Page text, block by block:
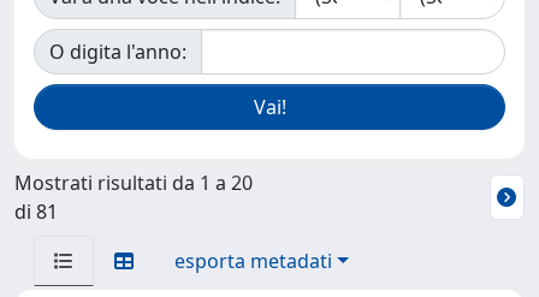
O digita l'anno:
Mostrati risultati da 1 a 20
di 81
esporta metadati